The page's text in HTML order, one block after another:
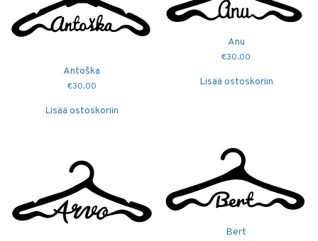
Antoška
€30.00
Lisää ostoskoriin
Anu
€30.00
Lisää ostoskoriin
Bert